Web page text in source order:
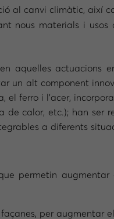
al canvi climàtic, així
nous materials i usos
aquelles actuacions
un alt component
ferro i l’acer,
calor, etc.); han ser
a diferents
permetin
per augmentar